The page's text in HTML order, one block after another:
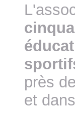
près de
et